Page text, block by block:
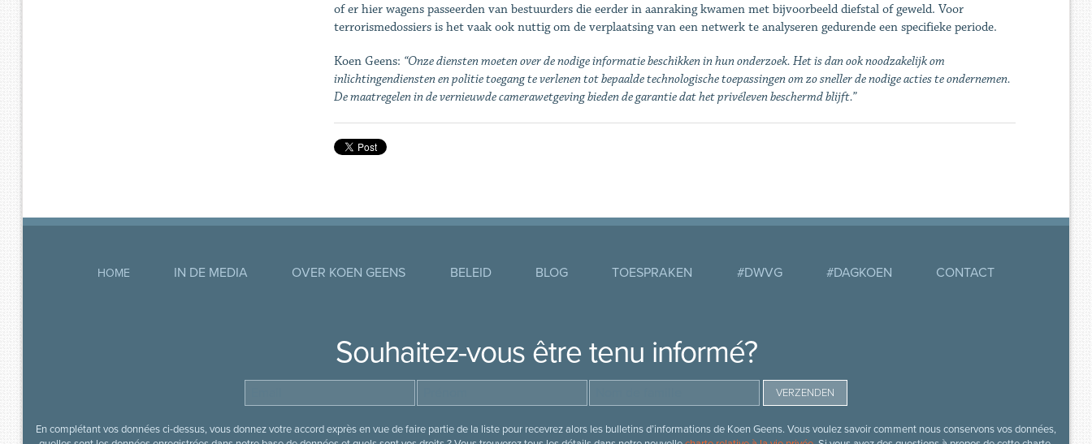
of er hier wagens passeerden van bestuurders die eerder in aanraking kwamen met bijvoorbeeld diefstal of geweld. Voor
terrorismedossiers is het vaak ook nuttig om de verplaatsing van een netwerk te analyseren gedurende een specifieke periode.
Koen Geens: “Onzediensten moeten over de nodige informatie beschikken in hun onderzoek. Het isdan ook noodzakelijk om
inlichtingendiensten en politie toegang te verlenen totbepaalde technologische toepassingen om zo sneller de nodige acties teondernemen.
De maatregelen in de vernieuwde camerawetgeving bieden de garantiedat het privéleven beschermd blijft.”
HOME IN DE MEDIA OVER KOEN GEENS BELEID BLOG TOESPRAKEN #DWVG #DAGKOEN CONTACT
Souhaitez-vous être tenu informé?
En complétant vos données ci-dessus, vous donnez votre accord exprès en vue de faire partie de la liste pour recevrez alors les bulletins d’informations de Koen Geens. Vous voulez savoir comment nous conservons vos données,